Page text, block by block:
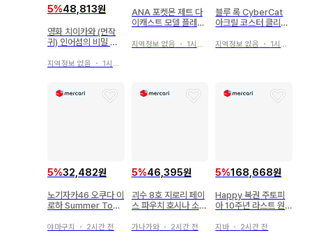
5%48,813원
영화 치이카와 (먼작
귀) 인어섬의 비밀 흔
지역정보 없음 ・ 1시간 전
ANA 포켓몬 제트 다
이캐스트 모델 플레인
지역정보 없음 ・ 1시간 전
블루 록 CyberCat
아크릴 코스터 클리어
요이치
지역정보 없음 ・ 1시간 전
5%32,482원
노기자카46 오쿠다 이
로하 Summer Tour
야마구치 ・ 2시간 전
5%46,395원
괴수 8호 지로리 페이
스 파우치 호시나 소우
가나가와・ 2시간 전
5%168,668원
Happy 복권 주토피
아 10주년 라스트 원
지바 ・ 2시간 전